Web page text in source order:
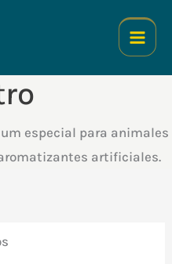
especial para animales
artificiales.